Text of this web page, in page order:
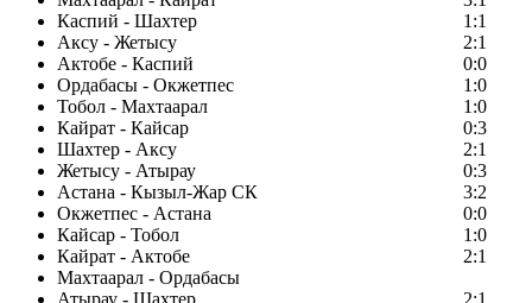
Каспий - Шахтер
1:1
Аксу - Жетысу
2:1
Актобе - Каспий
0:0
Ордабасы - Окжетпес
1:0
Тобол - Махтаарал
1:0
Кайрат - Кайсар
0:3
Шахтер - Аксу
2:1
Жетысу - Атырау
0:3
Астана - Кызыл-Жар СК
3:2
Окжетпес - Астана
0:0
Кайсар - Тобол
1:0
Кайрат - Актобе
2:1
Махтаарал - Ордабасы